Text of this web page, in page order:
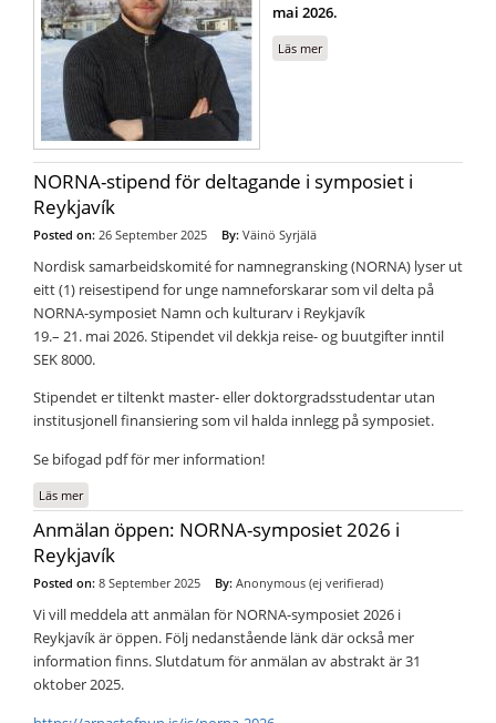
mai 2026.
Läs merom Johannes Rønning får
NORNA-stipend för deltagande i symposiet i
Reykjavík
Posted on: 26 September 2025 By: Väinö Syrjälä
Nordisk samarbeidskomité for namnegransking (NORNA) lyser ut
eitt (1) reisestipend for unge namneforskarar som vil delta på
NORNA-symposiet Namn och kulturarv i Reykjavík
19.– 21. mai 2026. Stipendet vil dekkja reise- og buutgifter inntil
SEK 8000.
Stipendet er tiltenkt master- eller doktorgradsstudentar utan
institusjonell finansiering som vil halda innlegg på symposiet.
Se bifogad pdf för mer information!
Läs merom NORNA-stipend för deltagande i symposiet i Reykjavík
Anmälan öppen: NORNA-symposiet 2026 i
Reykjavík
Posted on: 8 September 2025 By: Anonymous (ej verifierad)
Vi vill meddela att anmälan för NORNA-symposiet 2026 i
Reykjavík är öppen. Följ nedanstående länk där också mer
information finns. Slutdatum för anmälan av abstrakt är 31
oktober 2025.